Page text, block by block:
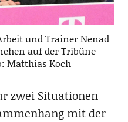
und Trainer Nenad
auf der Tribüne
Matthias Koch
zwei Situationen
mit der